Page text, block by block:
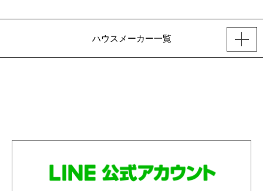
ハウスメーカー一覧